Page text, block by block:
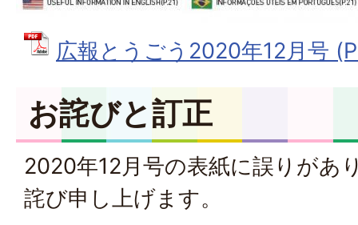
広報とうごう2020年12月号
お詫びと訂正
2020年12月号の表紙に誤りがあ
詫び申し上げます。